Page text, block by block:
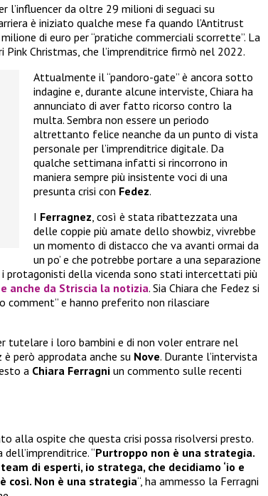
l’influencer da oltre 29 milioni di seguaci su
è iniziato qualche mese fa quando l’Antitrust
di euro per “pratiche commerciali scorrette”. La
Christmas, che l’imprenditrice firmò nel 2022.
Attualmente il “pandoro-gate” è ancora sotto
indagine e, durante alcune interviste, Chiara ha
annunciato di aver fatto ricorso contro la
multa. Sembra non essere un periodo
altrettanto felice neanche da un punto di vista
personale per l’imprenditrice digitale. Da
qualche settimana infatti si rincorrono in
maniera sempre più insistente voci di una
presunta crisi con Fedez.
I Ferragnez , così è stata ribattezzata una
delle coppie più amate dello showbiz, vivrebbe
un momento di distacco che va avanti ormai da
un po’ e che potrebbe portare a una separazione
protagonisti della vicenda sono stati intercettati più
e anche da Striscia la notizia. Sia Chiara che Fedez si
comment” e hanno preferito non rilasciare
i loro bambini e di non voler entrare nel
però approdata anche su Nove. Durante l’intervista
a Chiara Ferragni un commento sulle recenti
alla ospite che questa crisi possa risolversi presto.
“Purtroppo non è una strategia.
di esperti, io stratega, che decidiamo ‘io e
così. Non è una strategia“, ha ammesso la Ferragni